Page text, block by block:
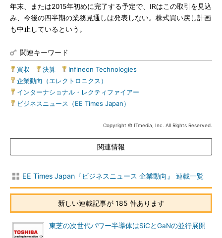
年末、または2015年初めに完了する予定で、IRはこの取引を見込
み、今後の四半期の業務見通しは発表しない。株式買い戻し計画
も中止しているという。
関連キーワード
買収 決算 Infineon Technologies
企業動向（エレクトロニクス）
インターナショナル・レクティファイアー
ビジネスニュース（EE Times Japan）
Copyright © ITmedia, Inc. All Rights Reserved.
関連情報
EE Times Japan『ビジネスニュース 企業動向』 連載一覧
新しい連載記事が 185 件あります
東芝の次世代パワー半導体はSiCとGaNの並行展開